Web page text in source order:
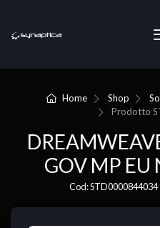
Home Shop
Prodotto
GOV MP EU
Cod: